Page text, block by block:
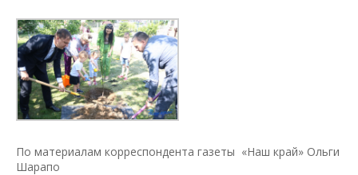
По материалам корреспондента газеты «Наш край» Ольги
Шарапо